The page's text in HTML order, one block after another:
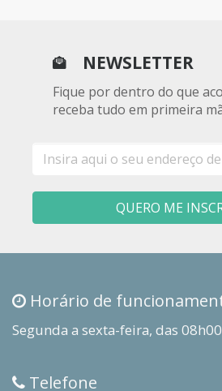
NEWSLETTER
Fique por dentro do que
receba tudo em primeira
mail
QUERO ME
Horário de
Segunda a sexta-feira, das
Telefone